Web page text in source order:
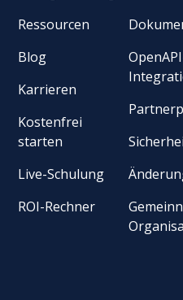
Ressourcen
Blog
Karrieren
Kostenfrei
starten
Live-Schulung
ROI-Rechner